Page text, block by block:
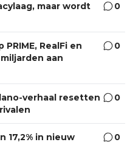
maar wordt
0
RealFi en
aan
0
verhaal resetten
0
17,2% in nieuw
0